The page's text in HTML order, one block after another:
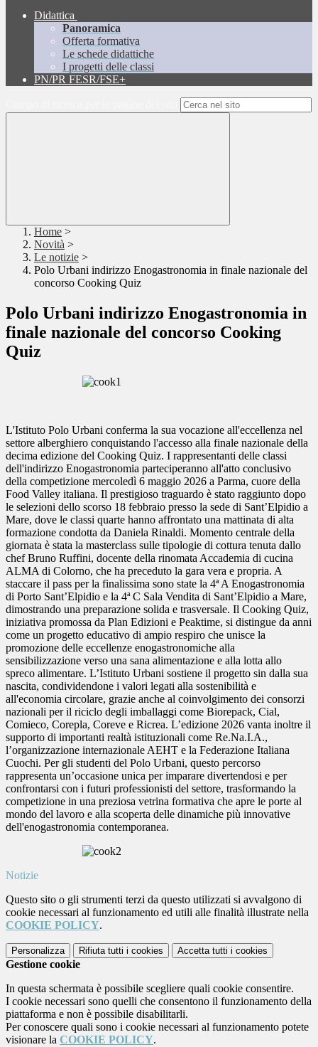
Didattica
Panoramica
Offerta formativa
Le schede didattiche
I progetti delle classi
PN/PR FESR/FSE+
Home >
Novità >
Le notizie >
Polo Urbani indirizzo Enogastronomia in finale nazionale del
concorso Cooking Quiz
Polo Urbani indirizzo Enogastronomia in
finale nazionale del concorso Cooking
Quiz
L'Istituto Polo Urbani conferma la sua vocazione all'eccellenza nel
settore alberghiero conquistando l'accesso alla finale nazionale della
decima edizione del Cooking Quiz. I rappresentanti delle classi
dell'indirizzo Enogastronomia parteciperanno all'atto conclusivo
della competizione mercoledì 6 maggio 2026 a Parma, cuore della
Food Valley italiana. Il prestigioso traguardo è stato raggiunto dopo
le selezioni dello scorso 18 febbraio presso la sede di Sant’Elpidio a
Mare, dove le classi quarte hanno affrontato una mattinata di alta
formazione condotta da Daniela Rinaldi. Momento centrale della
giornata è stata la masterclass sulle tipologie di cottura tenuta dallo
chef Bruno Ruffini, docente della rinomata Accademia di cucina
ALMA di Colorno, che ha preceduto la gara vera e propria. A
staccare il pass per la finalissima sono state la 4ª A Enogastronomia
di Porto Sant’Elpidio e la 4ª C Sala Vendita di Sant’Elpidio a Mare,
dimostrando una preparazione solida e trasversale. Il Cooking Quiz,
iniziativa promossa da Plan Edizioni e Peaktime, si distingue da anni
come un progetto educativo di ampio respiro che unisce la
promozione delle eccellenze enogastronomiche alla
sensibilizzazione verso una sana alimentazione e alla lotta allo
spreco alimentare. L’Istituto Urbani sostiene il progetto sin dalla sua
nascita, condividendone i valori legati alla sostenibilità e
all'economia circolare, grazie anche al coinvolgimento dei consorzi
nazionali per il riciclo degli imballaggi come Biorepack, Cial,
Comieco, Corepla, Coreve e Ricrea. L’edizione 2026 vanta inoltre il
supporto di importanti realtà istituzionali come Re.Na.I.A.,
l’organizzazione internazionale AEHT e la Federazione Italiana
Cuochi. Per gli studenti del Polo Urbani, questo percorso
rappresenta un’occasione unica per imparare divertendosi e per
confrontarsi con i futuri professionisti del settore, trasformando la
competizione in una preziosa vetrina formativa che apre le porte al
mondo del lavoro e alla scoperta delle dinamiche più innovative
dell'enogastronomia contemporanea.
Notizie
Questo sito o gli strumenti terzi da questo utilizzati si avvalgono di
cookie necessari al funzionamento ed utili alle finalità illustrate nella
COOKIE POLICY.
Personalizza Rifiuta tutti i cookies Accetta tutti i cookies
Gestione cookie
In questa schermata è possibile scegliere quali cookie consentire.
I cookie necessari sono quelli che consentono il funzionamento della
piattaforma e non è possibile disabilitarli.
Per conoscere quali sono i cookie necessari al funzionamento potete
visionare la COOKIE POLICY.